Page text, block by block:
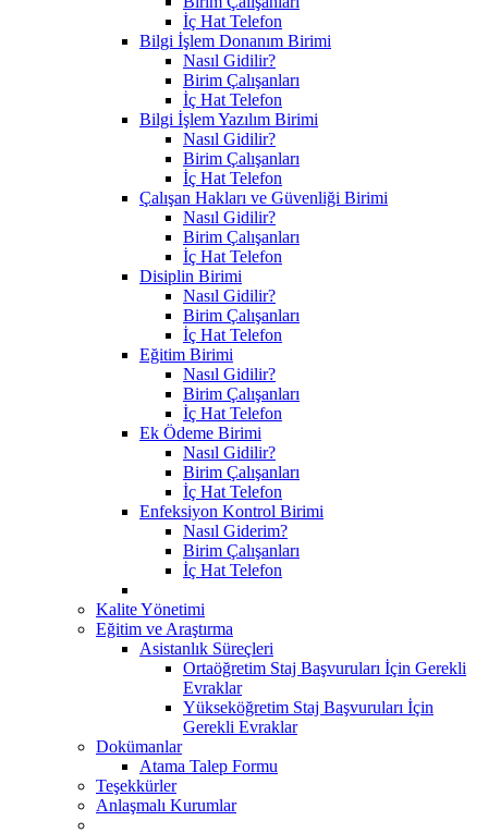
İç Hat Telefon
Bilgi İşlem Donanım Birimi
Nasıl Gidilir?
Birim Çalışanları
İç Hat Telefon
Bilgi İşlem Yazılım Birimi
Nasıl Gidilir?
Birim Çalışanları
İç Hat Telefon
Çalışan Hakları ve Güvenliği Birimi
Nasıl Gidilir?
Birim Çalışanları
İç Hat Telefon
Disiplin Birimi
Nasıl Gidilir?
Birim Çalışanları
İç Hat Telefon
Eğitim Birimi
Nasıl Gidilir?
Birim Çalışanları
İç Hat Telefon
Ek Ödeme Birimi
Nasıl Gidilir?
Birim Çalışanları
İç Hat Telefon
Enfeksiyon Kontrol Birimi
Nasıl Giderim?
Birim Çalışanları
İç Hat Telefon
Kalite Yönetimi
Eğitim ve Araştırma
Asistanlık Süreçleri
Ortaöğretim Staj Başvuruları İçin Gerekli
Evraklar
Yükseköğretim Staj Başvuruları İçin
Gerekli Evraklar
Dokümanlar
Atama Talep Formu
Teşekkürler
Anlaşmalı Kurumlar